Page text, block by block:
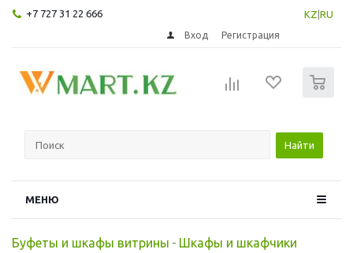
+7 727 31 22 666 KZ RU
Вход Регистрация
Найти
МЕНЮ
Буфеты и шкафы витрины - Шкафы и шкафчики